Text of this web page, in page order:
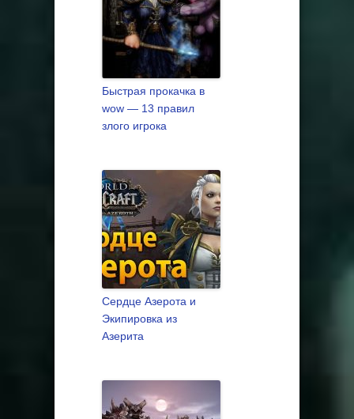
Быстрая прокачка в
wow — 13 правил
злого игрока
Сердце Азерота и
Экипировка из
Азерита